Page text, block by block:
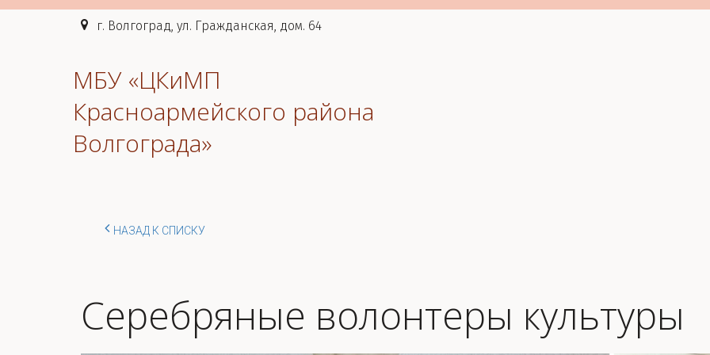
г. Волгоград, ул. Гражданская, дом. 64
МБУ «ЦКиМП
Красноармейского района
Волгограда»
НАЗАД К СПИСКУ
Серебряные волонтеры культуры